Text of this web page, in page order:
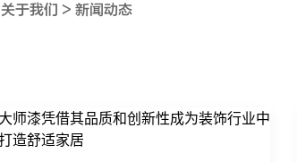
关于我们 > 新闻动态